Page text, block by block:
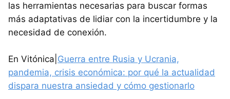
las herramientas necesarias para buscar formas
más adaptativas de lidiar con la incertidumbre y la
necesidad de conexión.
En Vitónica| Guerra entre Rusia y Ucrania,
pandemia, crisis económica: por qué la actualidad
dispara nuestra ansiedad y cómo gestionarlo